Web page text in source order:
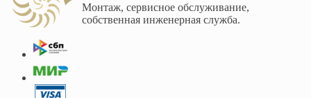
Монтаж, сервисное обслуживание,
собственная инженерная служба.